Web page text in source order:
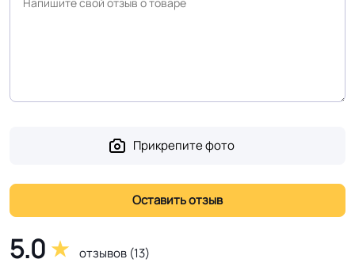
Срок службы 15 лет
5.0 отзывов (13)
Прикрепите фото